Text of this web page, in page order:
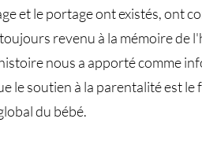
et le portage ont existés, ont
revenu à la mémoire de
nous a apporté comme
le soutien à la parentalité est le
du bébé.